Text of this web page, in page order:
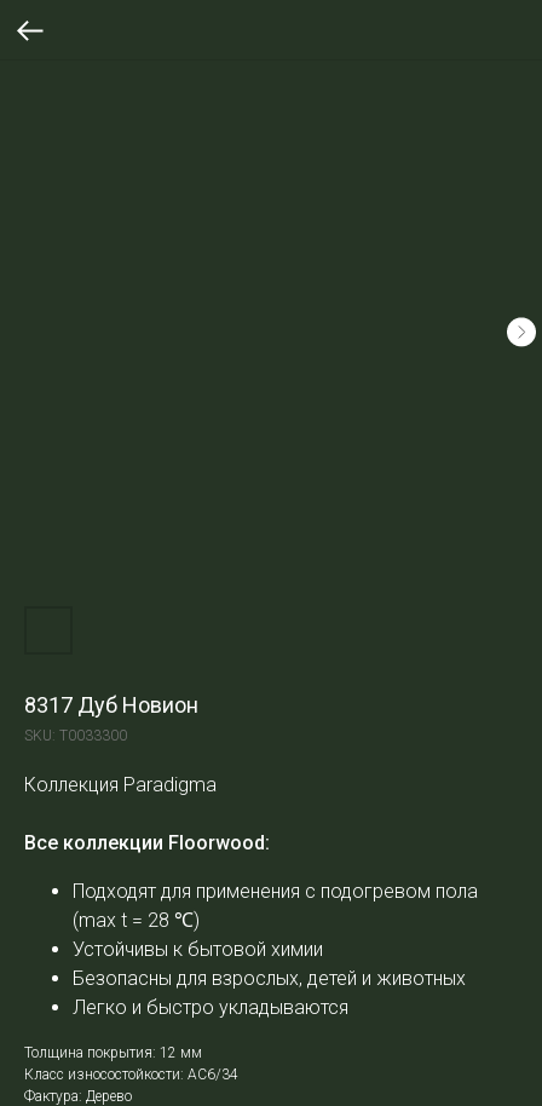
8317 Дуб Новион
SKU: Т0033300
Коллекция Paradigma
Все коллекции Floorwood:
Подходят для применения с подогревом пола
(max t = 28 ℃)
Устойчивы к бытовой химии
Безопасны для взрослых, детей и животных
Легко и быстро укладываются
Толщина покрытия: 12 мм
Класс износостойкости: АС6/34
Фактура: Дерево